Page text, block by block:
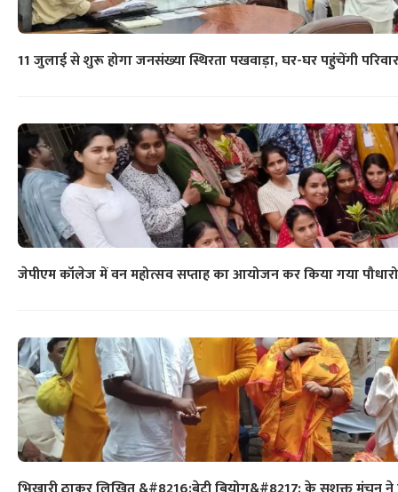
11 जुलाई से शुरू होगा जनसंख्या स्थिरता पखवाड़ा, घर-घर पहुंचेंगी
जेपीएम कॉलेज में वन महोत्सव सप्ताह का आयोजन कर किया गया